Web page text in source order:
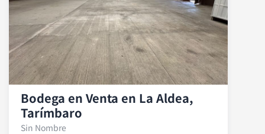
Bodega en Venta en La Aldea,
Tarímbaro
Sin Nombre